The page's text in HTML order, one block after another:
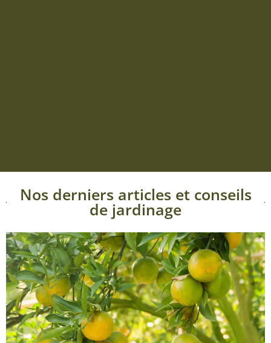
Nos derniers articles et conseils
de jardinage